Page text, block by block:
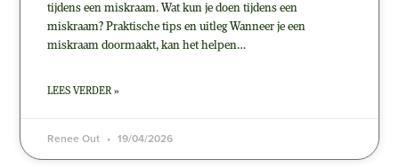
tijdens een miskraam. Wat kun je doen tijdens een
miskraam? Praktische tips en uitleg Wanneer je een
miskraam doormaakt, kan het helpen…
LEES VERDER »
Renee Out 19/04/2026